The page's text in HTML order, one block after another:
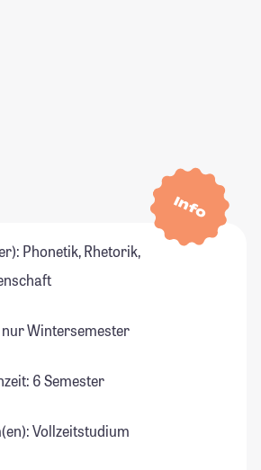
Info
Phonetik, Rhetorik,
Wintersemester
6 Semester
Vollzeitstudium